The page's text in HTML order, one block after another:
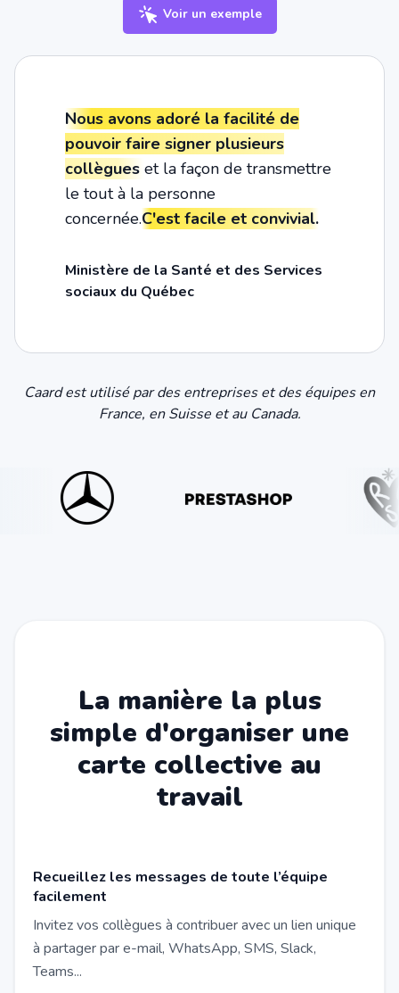
Voir un exemple
Nous avons adoré la facilité de
pouvoir faire signer plusieurs
collègues et la façon de transmettre
le tout à la personne
concernée.C'est facile et convivial.
Ministère de la Santé et des Services
sociaux du Québec
Caard est utilisé par des entreprises et des équipes en
France, en Suisse et au Canada.
La manière la plus
simple d'organiser une
carte collective au
travail
Recueillez les messages de toute l’équipe
facilement
Invitez vos collègues à contribuer avec un lien unique
à partager par e-mail, WhatsApp, SMS, Slack,
Teams...